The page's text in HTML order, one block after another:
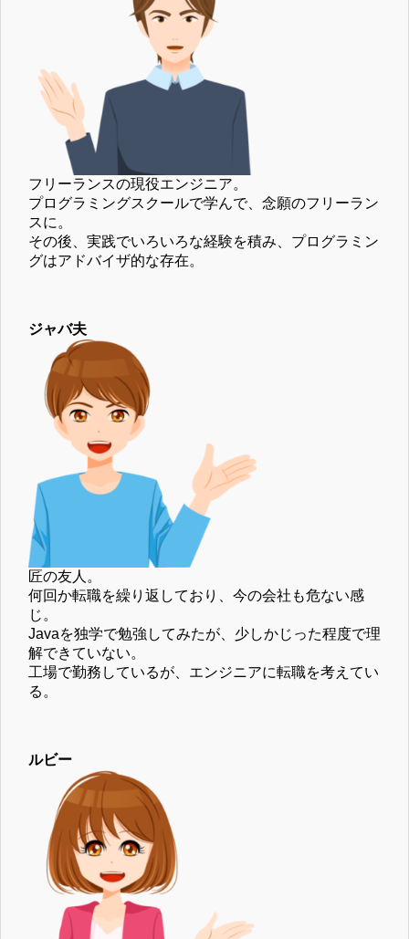
フリーランスの現役エンジニア。
プログラミングスクールで学んで、念願のフリーラン
スに。
その後、実践でいろいろな経験を積み、プログラミン
グはアドバイザ的な存在。
ジャバ夫
匠の友人。
何回か転職を繰り返しており、今の会社も危ない感
じ。
Javaを独学で勉強してみたが、少しかじった程度で理
解できていない。
工場で勤務しているが、エンジニアに転職を考えてい
る。
ルビー